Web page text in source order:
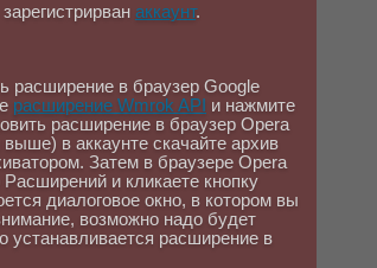
аккаунт.
расширение в браузер Google
расширение Wmrok API
и нажмите
расширение в браузер Opera
в аккаунте скачайте архив
Затем в браузере Opera
и кликаете кнопку
диалоговое окно, в котором вы
возможно надо будет
устанавливается расширение в